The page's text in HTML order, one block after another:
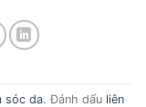
sóc da. Đánh dấu liên